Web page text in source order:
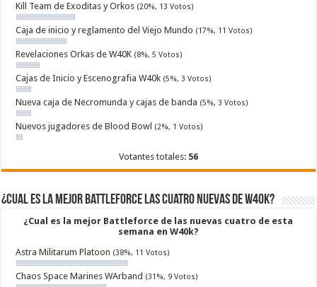
Kill Team de Exoditas y Orkos (20%, 13 Votos)
Caja de inicio y reglamento del Viejo Mundo (17%, 11 Votos)
Revelaciones Orkas de W40K (8%, 5 Votos)
Cajas de Inicio y Escenografia W40k (5%, 3 Votos)
Nueva caja de Necromunda y cajas de banda (5%, 3 Votos)
Nuevos jugadores de Blood Bowl (2%, 1 Votos)
Votantes totales: 56
¿Cual es la mejor Battleforce las cuatro nuevas de W40k?
¿Cual es la mejor Battleforce de las nuevas cuatro de esta
semana en W40k?
Astra Militarum Platoon (38%, 11 Votos)
Chaos Space Marines WArband (31%, 9 Votos)